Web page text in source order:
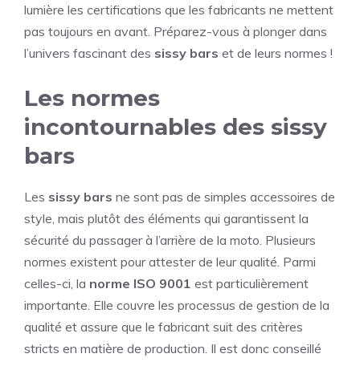
lumière les certifications que les fabricants ne mettent
pas toujours en avant. Préparez-vous à plonger dans
l’univers fascinant des sissy bars et de leurs normes !
Les normes
incontournables des sissy
bars
Les sissy bars ne sont pas de simples accessoires de
style, mais plutôt des éléments qui garantissent la
sécurité du passager à l’arrière de la moto. Plusieurs
normes existent pour attester de leur qualité. Parmi
celles-ci, la norme ISO 9001 est particulièrement
importante. Elle couvre les processus de gestion de la
qualité et assure que le fabricant suit des critères
stricts en matière de production. Il est donc conseillé